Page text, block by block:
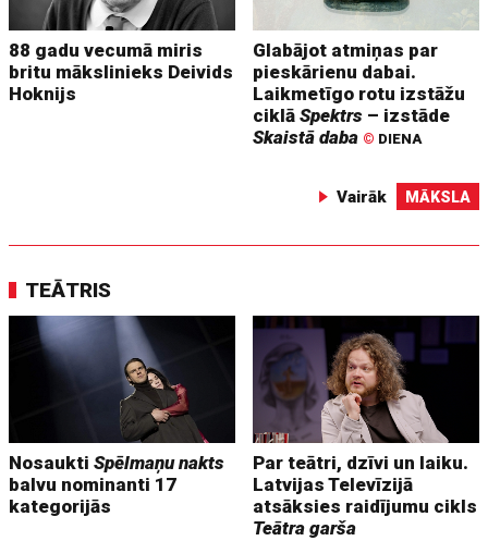
88 gadu vecumā miris
britu mākslinieks Deivids
Hoknijs
Glabājot atmiņas par
pieskārienu dabai.
Laikmetīgo rotu izstāžu
ciklāSpektrs – izstāde
Skaistā daba © DIENA
Vairāk MĀKSLA
TEĀTRIS
NosauktiSpēlmaņu nakts
balvu nominanti 17
kategorijās
Par teātri, dzīvi un laiku.
Latvijas Televīzijā
atsāksies raidījumu cikls
Teātra garša